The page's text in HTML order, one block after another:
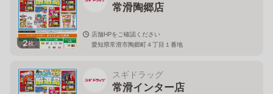
2枚
常滑陶郷店
店舗HPをご確認ください
愛知県常滑市陶郷町４丁目１番地
スギドラッグ
常滑インター店